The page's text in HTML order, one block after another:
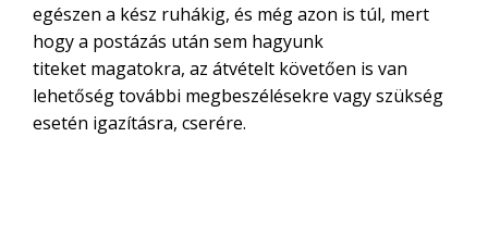
egészen a kész ruhákig, és még azon is túl, mert
hogy a postázás után sem hagyunk
titeket magatokra, az átvételt követően is van
lehetőség további megbeszélésekre vagy szükség
esetén igazításra, cserére.